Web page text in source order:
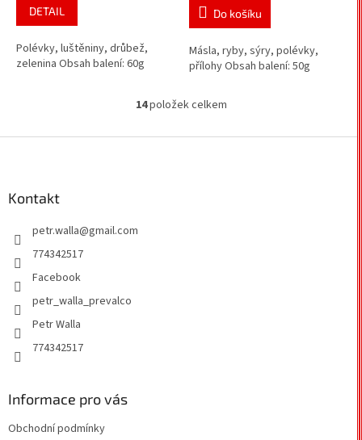
DETAIL
Polévky, luštěniny, drůbež,
zelenina Obsah balení: 60g
Do košíku
Másla, ryby, sýry, polévky,
přílohy Obsah balení: 50g
O
l
14položek celkem
Kontakt
petr.walla@gmail.com
774342517
Facebook
petr_walla_prevalco
Petr Walla
774342517
Informace pro vás
Obchodní podmínky